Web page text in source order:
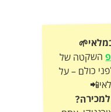
השקטה של
אורגניקו וקבלו עדכונים לפני כולם – על